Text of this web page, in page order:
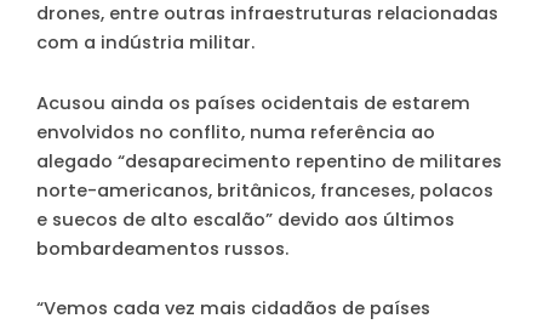
drones, entre outras infraestruturas relacionadas
com a indústria militar.
Acusou ainda os países ocidentais de estarem
envolvidos no conflito, numa referência ao
alegado “desaparecimento repentino de militares
norte-americanos, britânicos, franceses, polacos
e suecos de alto escalão” devido aos últimos
bombardeamentos russos.
“Vemos cada vez mais cidadãos de países